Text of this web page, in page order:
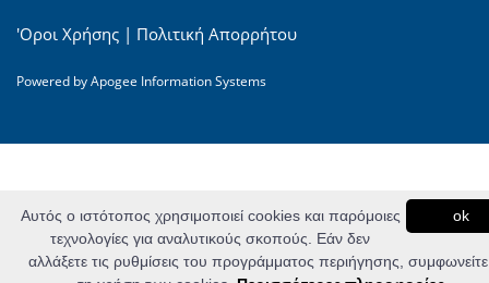
'Οροι Χρήσης | Πολιτική Απορρήτου
Powered byApogee Information Systems
ok
Αυτός ο ιστότοπος χρησιμοποιεί cookies και παρόμοιες
τεχνολογίες για αναλυτικούς σκοπούς. Εάν δεν
αλλάξετε τις ρυθμίσεις του προγράμματος περιήγησης,